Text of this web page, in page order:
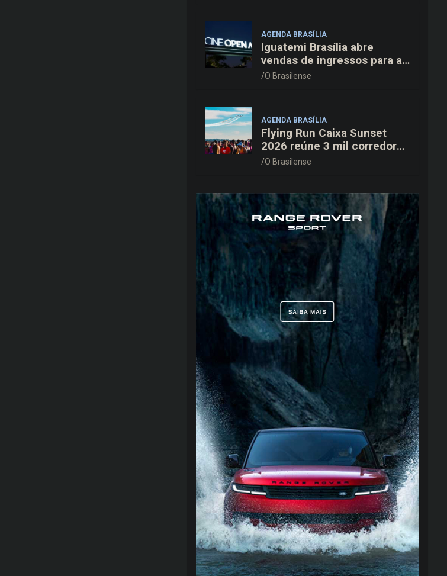
AGENDA BRASÍLIA
Iguatemi Brasília abre
vendas de ingressos para a
3ª edição do Cine Open Air
O Brasilense
AGENDA BRASÍLIA
Flying Run Caixa Sunset
2026 reúne 3 mil corredores
na pista do Aeroporto de
O Brasilense